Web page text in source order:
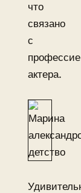
что
связано
с
актера.